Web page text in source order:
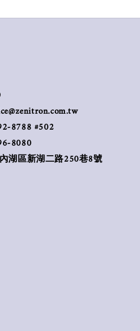
8788 #502
8080
湖區新湖二路250巷8號